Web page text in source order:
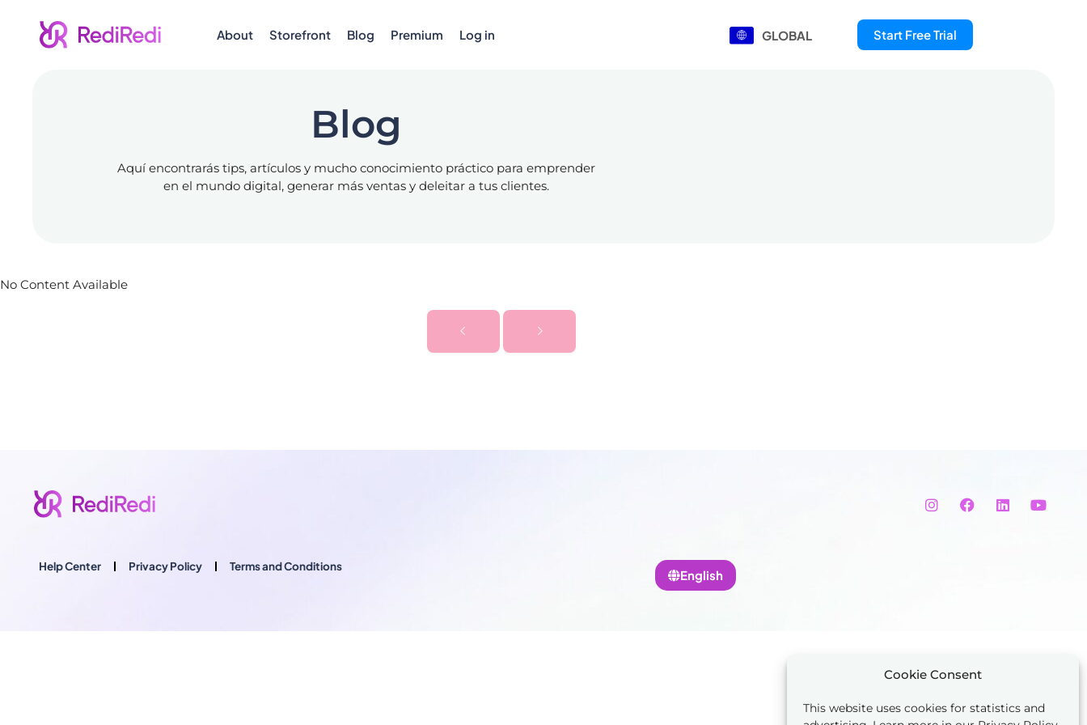
Cookie Consent
This website uses cookies for statistics and
About Storefront Blog Premium Log in GLOBAL Start Free Trial
Blog
Aquí encontrarás tips, artículos y mucho conocimiento práctico para emprender
en el mundo digital, generar más ventas y deleitar a tus clientes.
No Content Available
Help Center Privacy Policy Terms and Conditions
English